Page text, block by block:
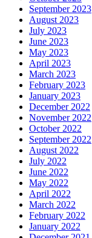
September 2023
August 2023
July 2023
June 2023
May 2023
April 2023
March 2023
February 2023
January 2023
December 2022
November 2022
October 2022
September 2022
August 2022
July 2022
June 2022
May 2022
April 2022
March 2022
February 2022
January 2022